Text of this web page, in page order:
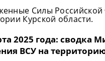
Силы
Курской области.
2025 года: сводка
ВСУ на